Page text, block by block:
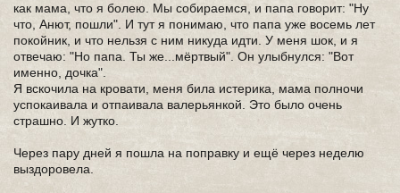
как мама, что я болею. Мы собираемся, и папа говорит: "Ну
что, Анют, пошли". И тут я понимаю, что папа уже восемь лет
покойник, и что нельзя с ним никуда идти. У меня шок, и я
отвечаю: "Но папа. Ты же...мёртвый". Он улыбнулся: "Вот
именно, дочка".
Я вскочила на кровати, меня била истерика, мама полночи
успокаивала и отпаивала валерьянкой. Это было очень
страшно. И жутко.
Через пару дней я пошла на поправку и ещё через неделю
выздоровела.